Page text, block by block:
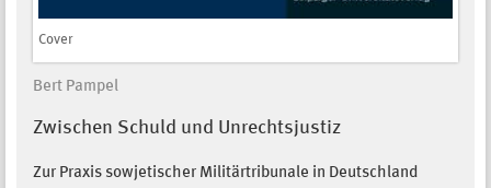
Cover
Bert Pampel
Zwischen Schuld und Unrechtsjustiz
Zur Praxis sowjetischer Militärtribunale in Deutschland